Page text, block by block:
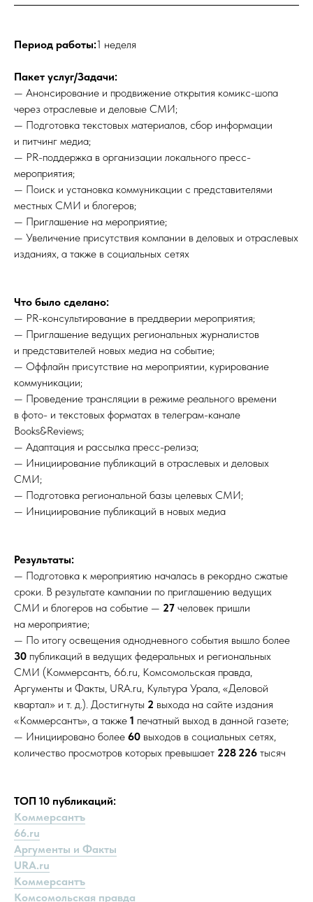
Период работы:1 неделя
Пакет услуг/Задачи:
— Анонсирование и продвижение открытия комикс-шопа
через отраслевые и деловые СМИ;
— Подготовка текстовых материалов, сбор информации
и питчинг медиа;
— PR-поддержка в организации локального пресс-
мероприятия;
— Поиск и установка коммуникации с представителями
местных СМИ и блогеров;
— Приглашение на мероприятие;
— Увеличение присутствия компании в деловых и отраслевых
изданиях, а также в социальных сетях
Что было сделано:
— PR-консультирование в преддверии мероприятия;
— Приглашение ведущих региональных журналистов
и представителей новых медиа на событие;
— Оффлайн присутствие на мероприятии, курирование
коммуникации;
— Проведение трансляции в режиме реального времени
в фото- и текстовых форматах в телеграм-канале
Books&Reviews;
— Адаптация и рассылка пресс-релиза;
— Инициирование публикаций в отраслевых и деловых
СМИ;
— Подготовка региональной базы целевых СМИ;
— Инициирование публикаций в новых медиа
Результаты:
— Подготовка к мероприятию началась в рекордно сжатые
сроки. В результате кампании по приглашению ведущих
СМИ и блогеров на событие — 27 человек пришли
на мероприятие;
— По итогу освещения однодневного события вышло более
30 публикаций в ведущих федеральных и региональных
СМИ (Коммерсантъ, 66.ru, Комсомольская правда,
Аргументы и Факты, URA.ru, Культура Урала, «Деловой
квартал» и т. д.). Достигнуты 2 выхода на сайте издания
«Коммерсантъ», а также 1 печатный выход в данной газете;
— Инициировано более 60 выходов в социальных сетях,
количество просмотров которых превышает 228 226 тысяч
ТОП 10 публикаций:
Коммерсантъ
66.ru
Аргументы и Факты
URA.ru
Коммерсантъ
Комсомольская правда